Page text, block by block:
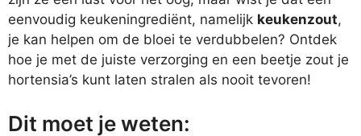
eenvoudig keukeningrediënt, namelijk keukenzout,
je kan helpen om de bloei te verdubbelen? Ontdek
hoe je met de juiste verzorging en een beetje zout je
hortensia’s kunt laten stralen als nooit tevoren!
Dit moet je weten: